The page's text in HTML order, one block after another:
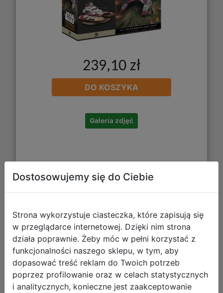
239,10 zł
DO KOSZYKA
Galeria zdjęć
Star Wars: Legion 2.0 - Outer Rim
Outlaws
Dostosowujemy się do Ciebie
Strona wykorzystuje ciasteczka, które zapisują się
w przeglądarce internetowej. Dzięki nim strona
działa poprawnie. Żeby móc w pełni korzystać z
funkcjonalności naszego sklepu, w tym, aby
dopasować treść reklam do Twoich potrzeb
poprzez profilowanie oraz w celach statystycznych
i analitycznych, konieczne jest zaakceptowanie